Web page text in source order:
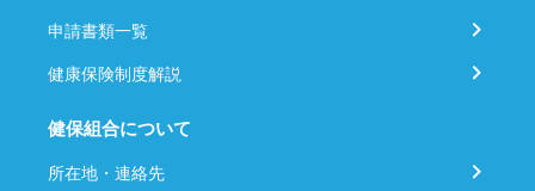
申請書類一覧
健康保険制度解説
健保組合について
所在地・連絡先